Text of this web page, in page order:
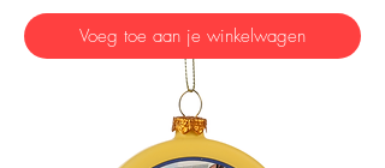
Voeg toe aan je winkelwagen